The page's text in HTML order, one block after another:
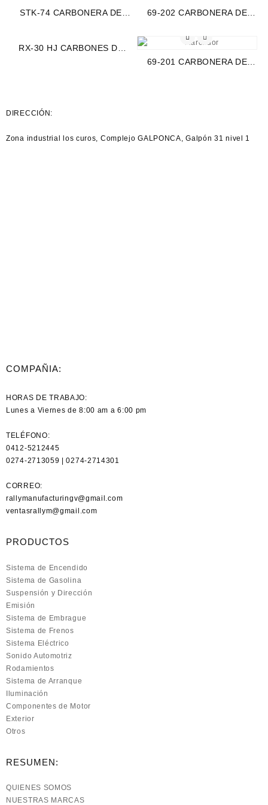
STK-74 CARBONERA DE
69-202 CARBONERA DE
RANGER TRITON
RX-30 HJ CARBONES DE
69-201 CARBONERA DE
DIRECCIÓN:
Zona industrial los curos, ComplejoGALPONCA , Galpón 31 nivel 1
COMPAÑIA:
HORAS DE TRABAJO:
Lunes a Viernes de 8:00 am a 6:00 pm
TELÉFONO:
0412-5212445
0274-2713059 | 0274-2714301
CORREO:
rallymanufacturingv@gmail.com
ventasrallym@gmail.com
PRODUCTOS
Sistema de Encendido
Sistema de Gasolina
Suspensión y Dirección
Emisión
Sistema de Embrague
Sistema de Frenos
Sistema Eléctrico
Sonido Automotriz
Rodamientos
Sistema de Arranque
Iluminación
Componentes de Motor
Exterior
Otros
RESUMEN:
QUIENES SOMOS
NUESTRAS MARCAS